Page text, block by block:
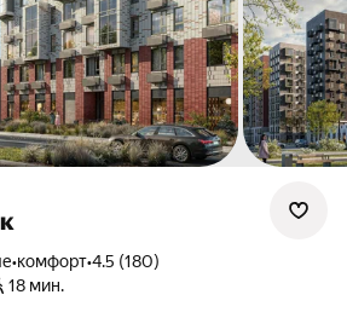
•комфорт•4.5 (180)
18 мин.